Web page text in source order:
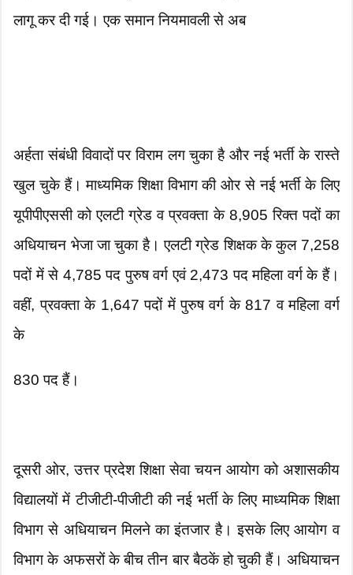
लागू कर दी गई। एक समान नियमावली से अब
अर्हता संबंधी विवादों पर विराम लग चुका है और नई भर्ती के रास्ते
खुल चुके हैं। माध्यमिक शिक्षा विभाग की ओर से नई भर्ती के लिए
यूपीपीएससी को एलटी ग्रेड व प्रवक्ता के 8,905 रिक्त पदों का
अधियाचन भेजा जा चुका है। एलटी ग्रेड शिक्षक के कुल 7,258
पदों में से 4,785 पद पुरुष वर्ग एवं 2,473 पद महिला वर्ग के हैं।
वहीं, प्रवक्ता के 1,647 पदों में पुरुष वर्ग के 817 व महिला वर्ग
के
830 पद हैं।
दूसरी ओर, उत्तर प्रदेश शिक्षा सेवा चयन आयोग को अशासकीय
विद्यालयों में टीजीटी-पीजीटी की नई भर्ती के लिए माध्यमिक शिक्षा
विभाग से अधियाचन मिलने का इंतजार है। इसके लिए आयोग व
विभाग के अफसरों के बीच तीन बार बैठकें हो चुकी हैं। अधियाचन